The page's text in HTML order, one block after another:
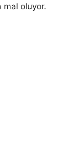
mal oluyor.